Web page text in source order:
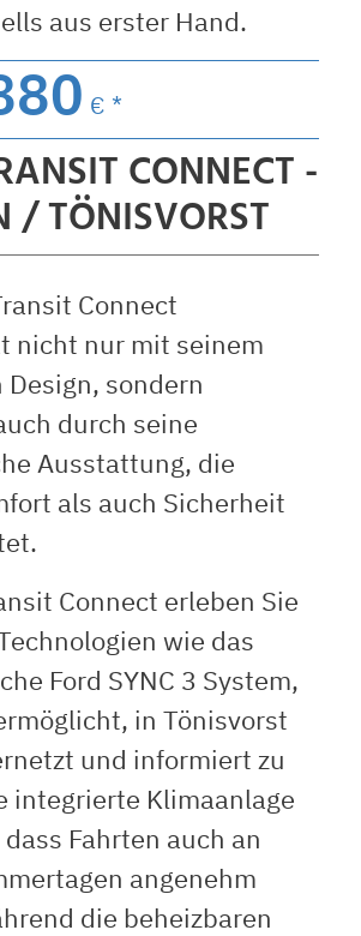
aus erster Hand.
€ *
CONNECT -
/ TÖNISVORST
Connect
nicht nur mit seinem
sondern
durch seine
Ausstattung, die
als auch Sicherheit
Connect erleben Sie
wie das
Ford SYNC 3 System,
in Tönisvorst
und informiert zu
integrierte Klimaanlage
Fahrten auch an
angenehm
die beheizbaren